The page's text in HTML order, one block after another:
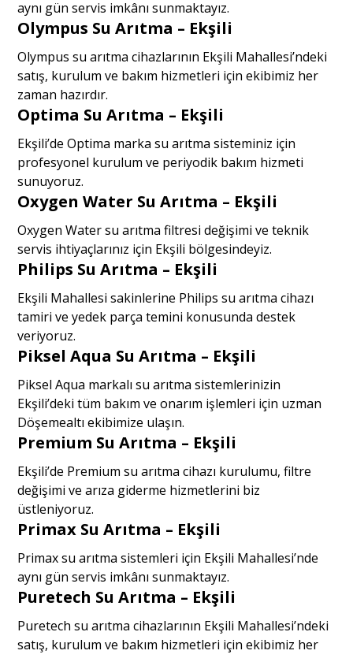
aynı gün servis imkânı sunmaktayız.
Olympus Su Arıtma – Ekşili
Olympus su arıtma cihazlarının Ekşili Mahallesi’ndeki
satış, kurulum ve bakım hizmetleri için ekibimiz her
zaman hazırdır.
Optima Su Arıtma – Ekşili
Ekşili’de Optima marka su arıtma sisteminiz için
profesyonel kurulum ve periyodik bakım hizmeti
sunuyoruz.
Oxygen Water Su Arıtma – Ekşili
Oxygen Water su arıtma filtresi değişimi ve teknik
servis ihtiyaçlarınız için Ekşili bölgesindeyiz.
Philips Su Arıtma – Ekşili
Ekşili Mahallesi sakinlerine Philips su arıtma cihazı
tamiri ve yedek parça temini konusunda destek
veriyoruz.
Piksel Aqua Su Arıtma – Ekşili
Piksel Aqua markalı su arıtma sistemlerinizin
Ekşili’deki tüm bakım ve onarım işlemleri için uzman
Döşemealtı ekibimize ulaşın.
Premium Su Arıtma – Ekşili
Ekşili’de Premium su arıtma cihazı kurulumu, filtre
değişimi ve arıza giderme hizmetlerini biz
üstleniyoruz.
Primax Su Arıtma – Ekşili
Primax su arıtma sistemleri için Ekşili Mahallesi’nde
aynı gün servis imkânı sunmaktayız.
Puretech Su Arıtma – Ekşili
Puretech su arıtma cihazlarının Ekşili Mahallesi’ndeki
satış, kurulum ve bakım hizmetleri için ekibimiz her